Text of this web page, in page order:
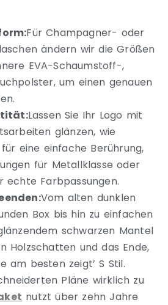
Für Champagner- oder
ändern wir die Größen
EVA-Schaumstoff-,
um einen genauen
Lassen Sie Ihr Logo mit
glänzen, wie
eine einfache Berührung,
für Metallklasse oder
echte Farbpassungen.
Vom alten dunklen
Box bis hin zu einfachen
schwarzen Mantel
Holzschatten und das Ende,
am besten zeigt’ S Stil.
Pläne wirklich zu
nutzt über zehn Jahre